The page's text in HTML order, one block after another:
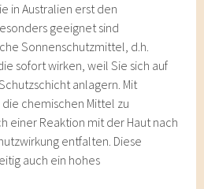
in Australien erst den
geeignet sind
Sonnenschutzmittel, d.h.
sofort wirken, weil Sie sich auf
anlagern. Mit
chemischen Mittel zu
einer Reaktion mit der Haut nach
entfalten. Diese
auch ein hohes